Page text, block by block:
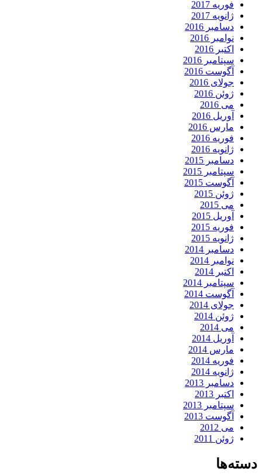
فوریه 2017
ژانویه 2017
دسامبر 2016
نوامبر 2016
اکتبر 2016
سپتامبر 2016
آگوست 2016
جولای 2016
ژوئن 2016
می 2016
آوریل 2016
مارس 2016
فوریه 2016
ژانویه 2016
دسامبر 2015
سپتامبر 2015
آگوست 2015
ژوئن 2015
می 2015
آوریل 2015
فوریه 2015
ژانویه 2015
دسامبر 2014
نوامبر 2014
اکتبر 2014
سپتامبر 2014
آگوست 2014
جولای 2014
ژوئن 2014
می 2014
آوریل 2014
مارس 2014
فوریه 2014
ژانویه 2014
دسامبر 2013
اکتبر 2013
سپتامبر 2013
آگوست 2013
می 2012
ژوئن 2011
دسته‌ها